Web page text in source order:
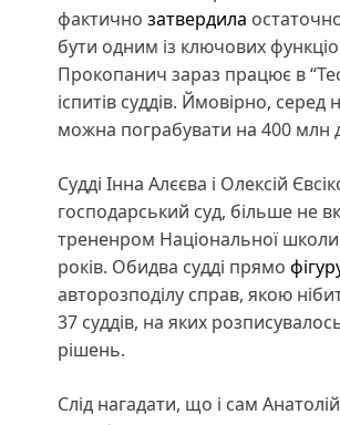
фактично затвердила
бути одним із ключових
Прокопанич зараз працює в
іспитів суддів. Ймовірно, серед
можна пограбувати на 400 млн
Судді Інна Алєєва і Олексій
господарський суд, більше не
трененром Національної школи
років. Обидва судді прямо
авторозподілу справ, якою
37 суддів, на яких
рішень.
Слід нагадати, що і сам